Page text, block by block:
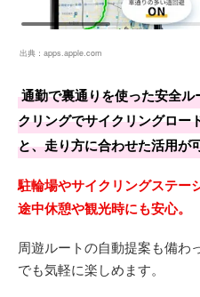
出典： apps.apple.com
通勤で裏通りを使った安全
クリングでサイクリングロー
と、走り方に合わせた活用が
駐輪場やサイクリングステー
途中休憩や観光時にも安心。
周遊ルートの自動提案も備わ
でも気軽に楽しめます。